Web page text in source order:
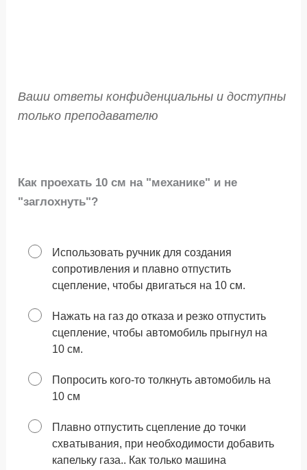
Ваши ответы конфиденциальны и доступны
только преподавателю
Как проехать 10 см на "механике" и не
"заглохнуть"?
Использовать ручник для создания
сопротивления и плавно отпустить
сцепление, чтобы двигаться на 10 см.
Нажать на газ до отказа и резко отпустить
сцепление, чтобы автомобиль прыгнул на
10 см.
Попросить кого-то толкнуть автомобиль на
10 см
Плавно отпустить сцепление до точки
схватывания, при необходимости добавить
капельку газа.. Как только машина